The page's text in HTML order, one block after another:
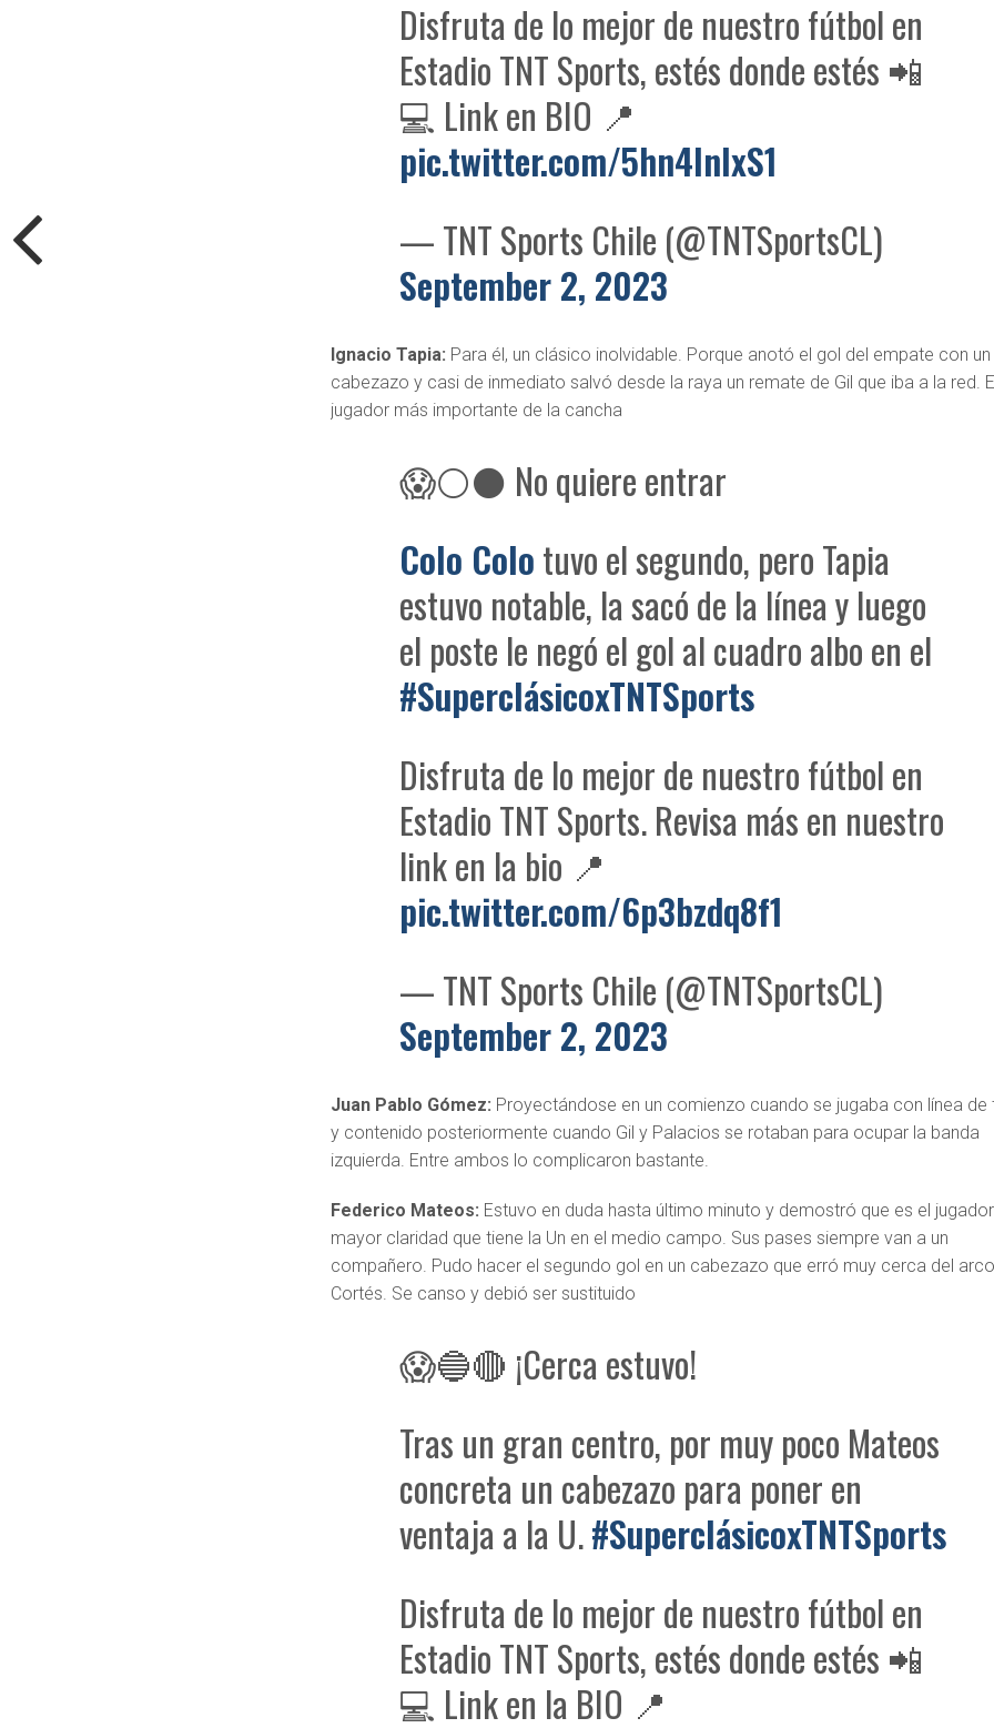
Disfruta de lo mejor de nuestro fútbol en
Estadio TNT Sports, estés donde estés 📲
💻 Link en BIO 📍
pic.twitter.com/5hn4InIxS1
— TNT Sports Chile (@TNTSportsCL)
September 2, 2023
Ignacio Tapia: Para él, un clásico inolvidable. Porque anotó el gol del empate con un
cabezazo y casi de inmediato salvó desde la raya un remate de Gil que iba a la red.
jugador más importante de la cancha
😱⚪⚫ No quiere entrar
Colo Colotuvo el segundo, pero Tapia
estuvo notable, la sacó de la línea y luego
el poste le negó el gol al cuadro albo en el
#SuperclásicoxTNTSports
Disfruta de lo mejor de nuestro fútbol en
Estadio TNT Sports. Revisa más en nuestro
link en la bio 📍
pic.twitter.com/6p3bzdq8f1
— TNT Sports Chile (@TNTSportsCL)
September 2, 2023
Juan Pablo Gómez: Proyectándose en un comienzo cuando se jugaba con línea de
y contenido posteriormente cuando Gil y Palacios se rotaban para ocupar la banda
izquierda. Entre ambos lo complicaron bastante.
Federico Mateos: Estuvo en duda hasta último minuto y demostró que es el
mayor claridad que tiene la Un en el medio campo. Sus pases siempre van a un
compañero. Pudo hacer el segundo gol en un cabezazo que erró muy cerca del
Cortés. Se canso y debió ser sustituido
😱🔵🔴 ¡Cerca estuvo!
Tras un gran centro, por muy poco Mateos
concreta un cabezazo para poner en
ventaja a la U.#SuperclásicoxTNTSports
Disfruta de lo mejor de nuestro fútbol en
Estadio TNT Sports, estés donde estés 📲
💻 Link en la BIO 📍